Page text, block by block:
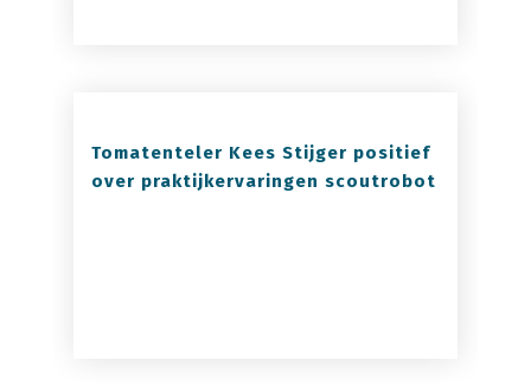
Tomatenteler Kees Stijger positief
over praktijkervaringen scoutrobot